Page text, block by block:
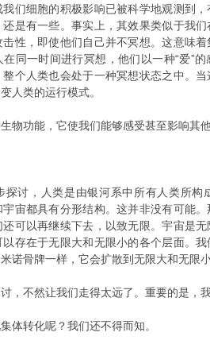
们细胞的积极影响已被科学地观测到
是有一些。事实上，其效果类似于我
性，即使他们自己并不冥想。这意味
同一时间进行冥想，他们以一种“爱”
个人类也会处于一种冥想状态之中。
人类的运行模式。
功能，它使我们能够感受甚至影响其
讨，人类是由银河系中所有人类所构
宙都具有分形结构。这并非没有可能
可以再继续下去，以致无限。宇宙是
存在于无限大和无限小的各个层面。
诺骨牌一样，它会扩散到无限大和无限
不然让我们走得太远了。重要的是，
转化呢？我们还不得而知。